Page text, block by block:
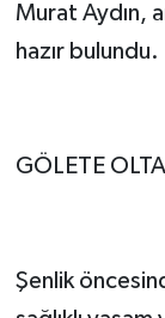
Murat Aydın,
hazır bulundu.
GÖLETE
Şenlik